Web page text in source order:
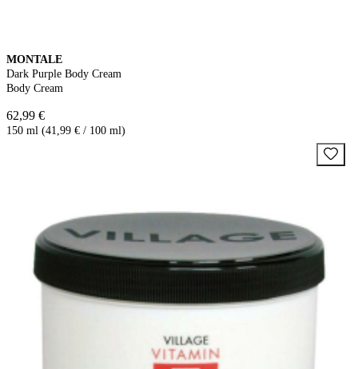
MONTALE
Dark Purple Body Cream
Body Cream
62,99 €
150 ml (41,99 € / 100 ml)